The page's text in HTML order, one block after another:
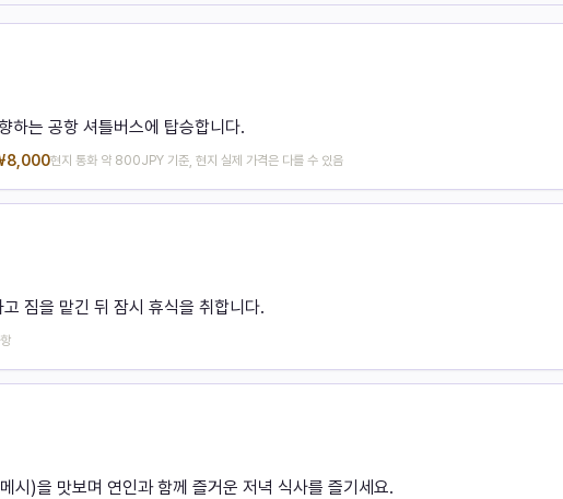
하는 공항 셔틀버스에 탑승합니다.
8,000현지 통화 약 800JPY 기준, 현지 실제 가격은 다를 수 있음
짐을 맡긴 뒤 잠시 휴식을 취합니다.
시)을 맛보며 연인과 함께 즐거운 저녁 식사를 즐기세요.